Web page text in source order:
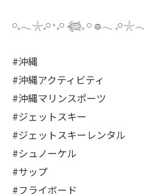
𓏸𓈒𓂃𓇼𓈒𓏸𐬹𓈒𓏸 𓆉𓈒 𓏸 𓐍𓂃
#沖縄
#沖縄アクティビティ
#沖縄マリンスポーツ
#ジェットスキー
#ジェットスキーレンタル
#シュノーケル
#サップ
#フライボード